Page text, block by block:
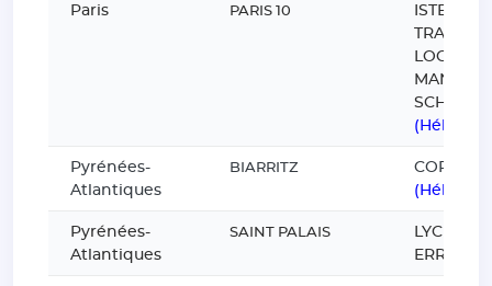
Paris PARIS 10
ISTELI
SCHOOL
Pyrénées-
Atlantiques
BIARRITZ
COPB
Pyrénées-
Atlantiques
SAINT PALAIS
LYCEE